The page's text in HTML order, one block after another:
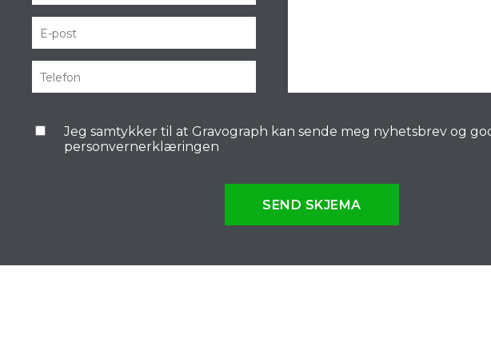
Jeg samtykker til at Gravograph kan sende meg nyhetsbrev og
personvernerklæringen
SEND SKJEMA